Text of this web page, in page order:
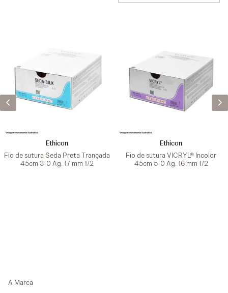
Ethicon
Fio de sutura Seda Preta Trançada
45cm 3-0 Ag. 17 mm 1/2
Ethicon
Fio de sutura VICRYL® Incolor
45cm 5-0 Ag. 16 mm 1/2
A Marca